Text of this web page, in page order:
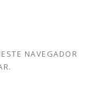
NAVEGADOR